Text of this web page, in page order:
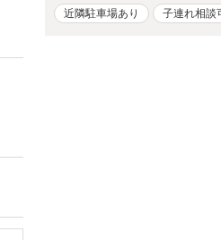
近隣駐車場あり
子連れ相談